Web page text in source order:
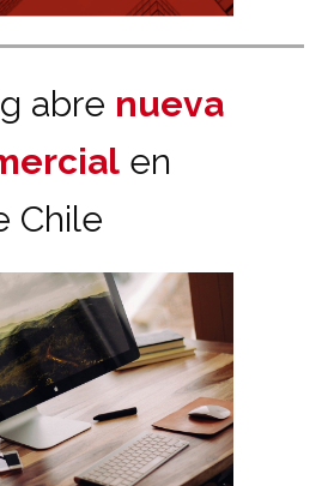
abre nueva
en
Chile